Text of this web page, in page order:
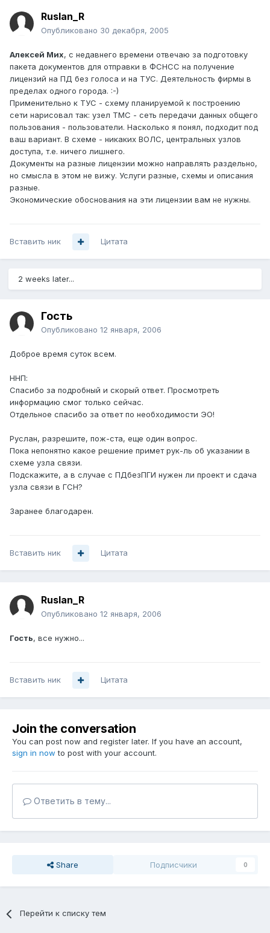
Ruslan_R
Опубликовано 30 декабря, 2005
Алексей Мих, с недавнего времени отвечаю за подготовку
пакета документов для отправки в ФСНСС на получение
лицензий на ПД без голоса и на ТУС. Деятельность фирмы в
пределах одного города. :-)
Применительно к ТУС - схему планируемой к построению
сети нарисовал так: узел ТМС - сеть передачи данных общего
пользования - пользователи. Насколько я понял, подходит под
ваш вариант. В схеме - никаких ВОЛС, центральных узлов
доступа, т.е. ничего лишнего.
Документы на разные лицензии можно направлять раздельно,
но смысла в этом не вижу. Услуги разные, схемы и описания
разные.
Экономические обоснования на эти лицензии вам не нужны.
Вставить ник Цитата
2 weeks later...
Гость
Опубликовано 12 января, 2006
Доброе время суток всем.
ННП:
Спасибо за подробный и скорый ответ. Просмотреть
информацию смог только сейчас.
Отдельное спасибо за ответ по необходимости ЭО!
Руслан, разрешите, пож-ста, еще один вопрос.
Пока непонятно какое решение примет рук-ль об указании в
схеме узла связи.
Подскажите, а в случае с ПДбезПГИ нужен ли проект и сдача
узла связи в ГСН?
Заранее благодарен.
Вставить ник Цитата
Ruslan_R
Опубликовано 12 января, 2006
Гость, все нужно...
Вставить ник Цитата
Join the conversation
You can post now and register later. If you have an account,
sign in now to post with your account.
Ответить в тему...
Share Подписчики 0
Перейти к списку тем